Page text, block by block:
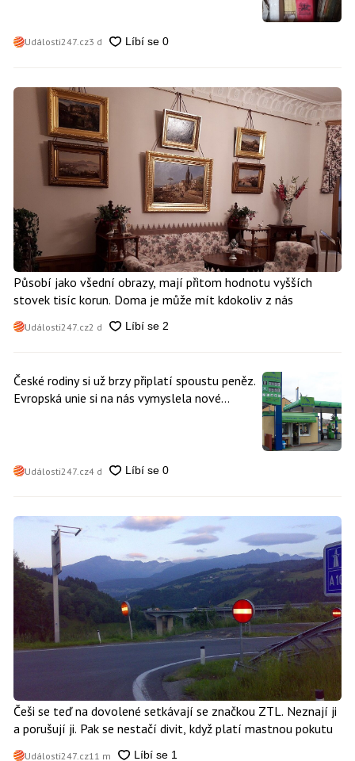
Události247.cz3 d
Působí jako všední obrazy, mají přitom hodnotu vyšších
stovek tisíc korun. Doma je může mít kdokoliv z nás
Události247.cz2 d
České rodiny si už brzy připlatí spoustu peněz.
Evropská unie si na nás vymyslela nové
Události247.cz4 d
Češi se teď na dovolené setkávají se značkou ZTL. Neznají ji
a porušují ji. Pak se nestačí divit, když platí mastnou pokutu
Události247.cz11 m